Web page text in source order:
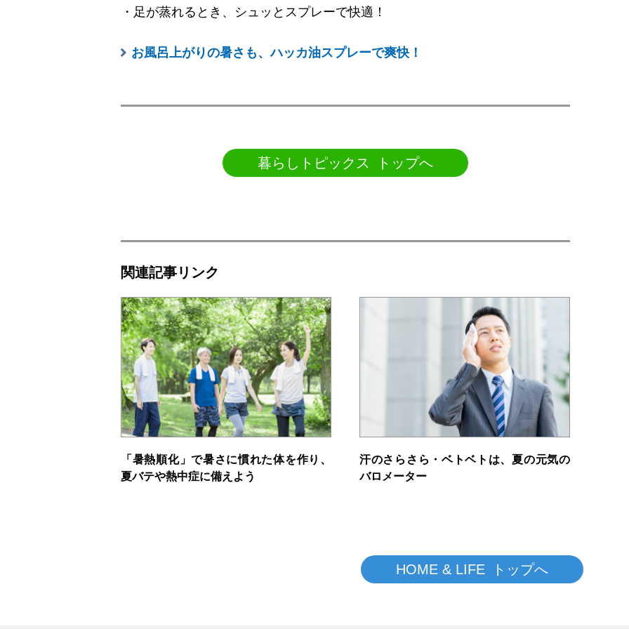
・足が蒸れるとき、シュッとスプレーで快適！
お風呂上がりの暑さも、ハッカ油スプレーで爽快！
暮らしトピックス トップへ
関連記事リンク
汗のさらさら・ベトベトは、夏の元気の
バロメーター
「暑熱順化」で暑さに慣れた体を作り、
夏バテや熱中症に備えよう
HOME & LIFE トップへ